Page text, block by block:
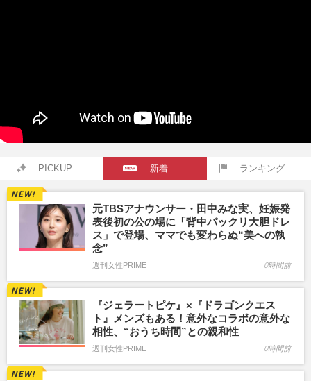
PICKUP 新着 ランキング
元TBSアナウンサー・田中みな実、妊娠発
表後初の公の場に「背中パックリ大胆ドレ
ス」で登場、ママでも変わらぬ“美への執
念”
週刊女性PRIME 0時間前
『ジェラートピケ』×『ドラゴンクエス
ト』メンズもある！意外なコラボの意外な
相性、“おうち時間”との親和性
週刊女性PRIME 0時間前